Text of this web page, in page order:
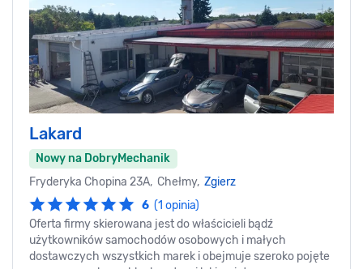
Lakard
Nowy na DobryMechanik
Fryderyka Chopina 23A, Chełmy, Zgierz
6 (1 opinia)
Oferta firmy skierowana jest do właścicieli bądź
użytkowników samochodów osobowych i małych
dostawczych wszystkich marek i obejmuje szeroko pojęte